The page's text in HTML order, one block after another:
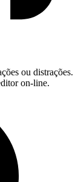
ou distrações.
on-line.